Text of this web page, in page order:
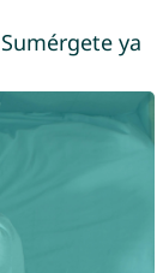
ya